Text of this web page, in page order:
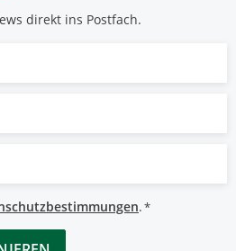
direkt ins Postfach.
.*